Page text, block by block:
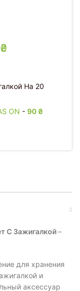
С Зажигалкой–
для хранения
и
аксессуар
₴
На 20
ON - 90 ₴